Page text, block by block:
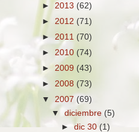
► 2013 (62)
► 2012 (71)
► 2011 (70)
► 2010 (74)
► 2009 (43)
► 2008 (73)
▼ 2007 (69)
▼diciembre (5)
►dic 30 (1)